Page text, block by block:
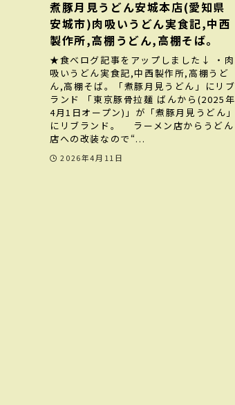
煮豚月見うどん安城本店(愛知県
安城市)肉吸いうどん実食記,中西
製作所,高棚うどん,高棚そば。
★食べログ記事をアップしました↓ ・肉
吸いうどん実食記,中西製作所,高棚うど
ん,高棚そば。「煮豚月見うどん」にリブ
ランド 「東京豚骨拉麺 ばんから(2025年
4月1日オープン)」が「煮豚月見うどん」
にリブランド。 ラーメン店からうどん
店への改装なので“...
2026年4月11日